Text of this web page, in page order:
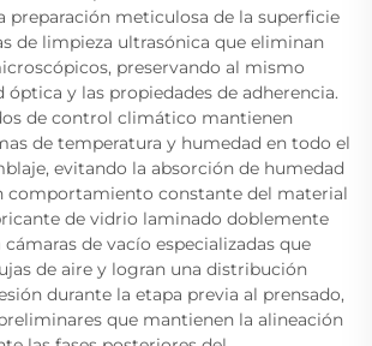
preparación meticulosa de la superficie
de limpieza ultrasónica que eliminan
preservando al mismo
y las propiedades de adherencia.
de control climático mantienen
de temperatura y humedad en todo el
evitando la absorción de humedad
comportamiento constante del material
de vidrio laminado doblemente
de vacío especializadas que
de aire y logran una distribución
durante la etapa previa al prensado,
que mantienen la alineación